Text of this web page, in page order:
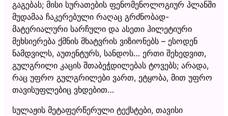
გაგებას; მისი სურათების ფენომენოლოგიურ პლანში
მუდამაა ჩაკერებული რაღაც გრძნობად-
მატერიალური სარჩული და ასეთი ჰილეტიური
მეხსიერება ქმნის მხატვრის ვიზიონებს – ესოდენ
ნამდვილს, აუთენტურს, სანდოს… ერთი შეხედვით,
გულგრილი კაცის შთაბეჭდილებას ტოვებს; არადა,
რაც უფრო გულგრილები ვართ, ეტყობა, მით უფრო
თავისუფლებიც ვხდებით…
სულაჟის მეტაფერწერული ტექსტები, თავისი